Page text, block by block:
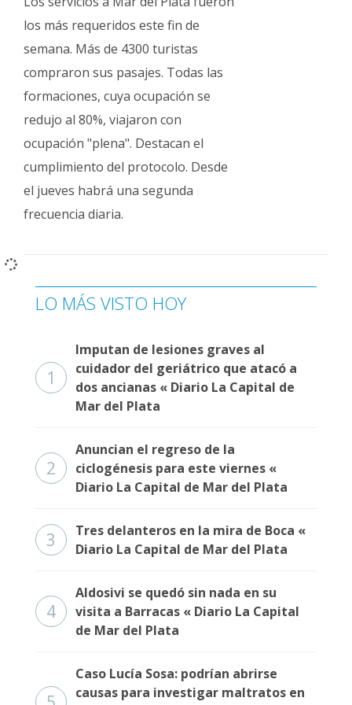
los más requeridos este fin de
semana. Más de 4300 turistas
compraron sus pasajes. Todas las
formaciones, cuya ocupación se
redujo al 80%, viajaron con
ocupación "plena". Destacan el
cumplimiento del protocolo. Desde
el jueves habrá una segunda
frecuencia diaria.
LO MÁS VISTO HOY
1
Imputan de lesiones graves al
cuidador del geriátrico que atacó a
dos ancianas « Diario La Capital de
Mar del Plata
2
Anuncian el regreso de la
ciclogénesis para este viernes «
Diario La Capital de Mar del Plata
3
Tres delanteros en la mira de Boca «
Diario La Capital de Mar del Plata
4
Aldosivi se quedó sin nada en su
visita a Barracas « Diario La Capital
de Mar del Plata
Caso Lucía Sosa: podrían abrirse
causas para investigar maltratos en